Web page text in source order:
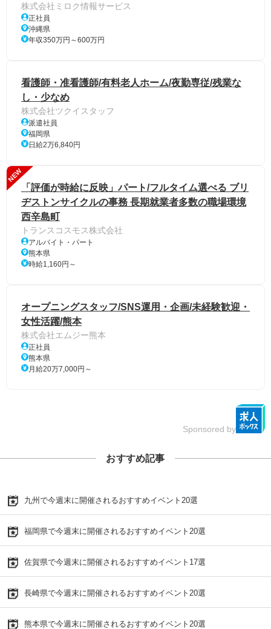
株式会社ミロク情報サービス
正社員
沖縄県
年収350万円～600万円
看護師・准看護師/有料老人ホーム/夜勤専従/残業な
し・少なめ
株式会社ツクイスタッフ
派遣社員
福岡県
日給2万6,840円
NEW
「評価が時給に反映」パート/フルタイム選べる ブリ
ヂストンサイクルの事務 長期就業者多数の職場環境
西辛島町
トランスコスモス株式会社
アルバイト・パート
熊本県
時給1,160円～
オープニングスタッフ/SNS運用・企画/未経験歓迎・
女性活躍/熊本
株式会社エムジー熊本
正社員
熊本県
月給20万7,000円～
Sponsored by
おすすめ記事
九州で今週末に開催されるおすすめイベント20選
福岡県で今週末に開催されるおすすめイベント20選
佐賀県で今週末に開催されるおすすめイベント17選
長崎県で今週末に開催されるおすすめイベント20選
熊本県で今週末に開催されるおすすめイベント20選